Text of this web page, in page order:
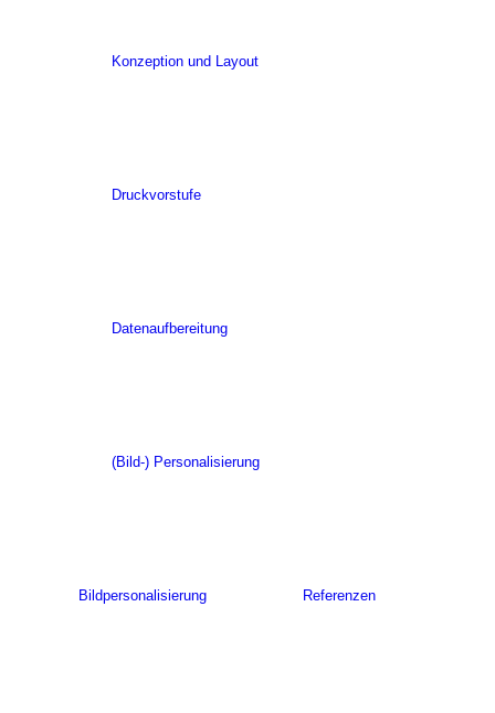
Konzeption und Layout
Druckvorstufe
Datenaufbereitung
(Bild-) Personalisierung
Bildpersonalisierung Referenzen